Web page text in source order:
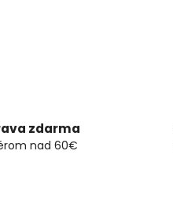
zdarma
nad 60€